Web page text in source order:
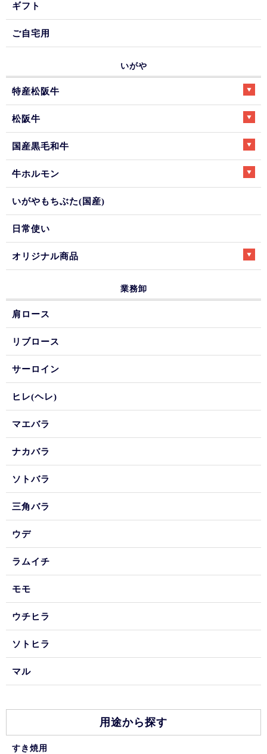
ギフト
ご自宅用
いがや
特産松阪牛
松阪牛
国産黒毛和牛
牛ホルモン
いがやもちぶた(国産)
日常使い
オリジナル商品
業務卸
肩ロース
リブロース
サーロイン
ヒレ(ヘレ)
マエバラ
ナカバラ
ソトバラ
三角バラ
ウデ
ラムイチ
モモ
ウチヒラ
ソトヒラ
マル
用途から探す
すき焼用